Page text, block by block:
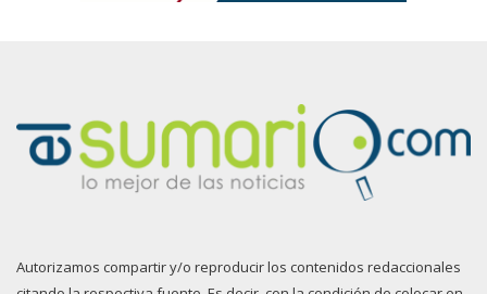
Autorizamos compartir y/o reproducir los contenidos redaccionales